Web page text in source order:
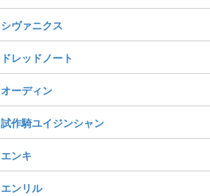
シヴァニクス
ドレッドノート
オーディン
試作騎ユイジンシャン
エンキ
エンリル